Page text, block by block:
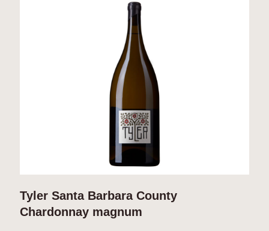
Tyler Santa Barbara County
Chardonnay magnum